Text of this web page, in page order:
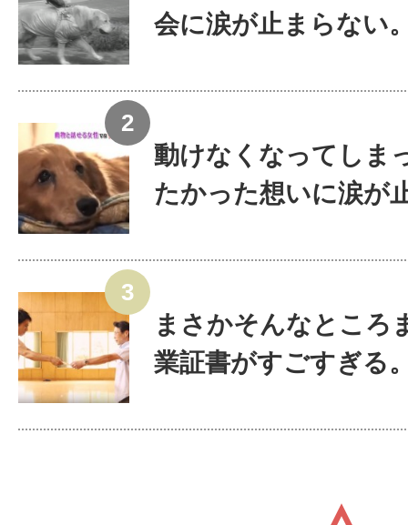
会に涙が止まらない
動けなくなってしま
たかった想いに涙が
まさかそんなところ
業証書がすごすぎる